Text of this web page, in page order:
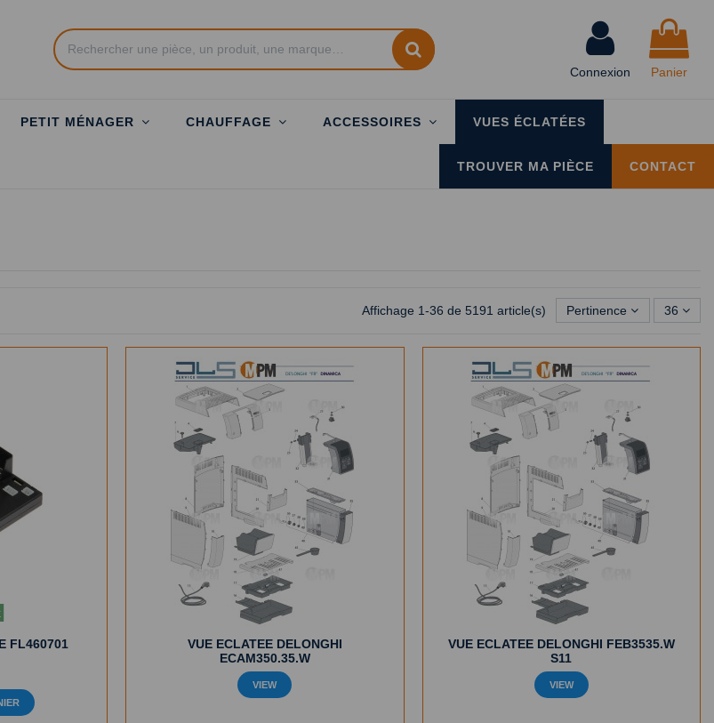
Connexion Panier
PETIT MÉNAGER CHAUFFAGE ACCESSOIRES VUES ÉCLATÉES
CONTACT
TROUVER MA PIÈCE
Affichage 1-36 de 5191 article(s) Pertinence 36
FL460701
VUE ECLATEE DELONGHI
ECAM350.35.W
VIEW
VUE ECLATEE DELONGHI FEB3535.W
S11
VIEW